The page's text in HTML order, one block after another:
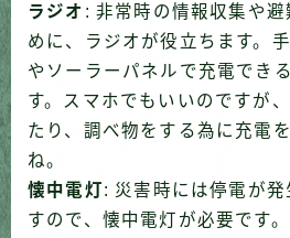
ラジオ : 非常時の情報収集や
めに、ラジオが役立ちます。
やソーラーパネルで充電でき
す。 スマホでもいいのですが
たり、調べ物をする為に充電
ね。
懐中電灯: 災害時には停電が
すので、懐中電灯が必要です